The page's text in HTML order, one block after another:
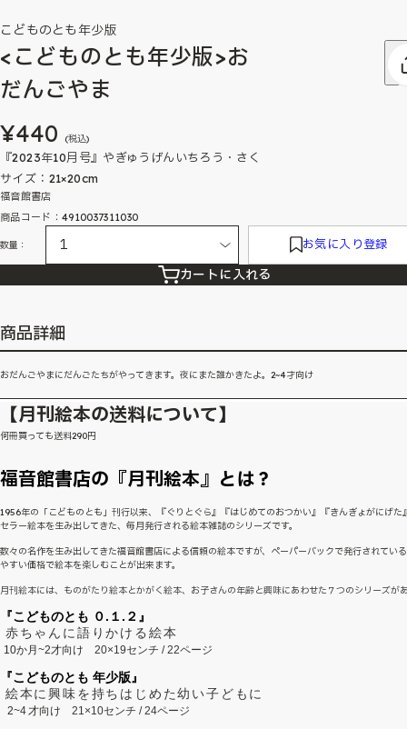
こどものとも年少版
<こどものとも年少版>お
だんごやま
¥440 (税込)
『2023年10月号』やぎゅうげんいちろう・さく
サイズ：21×20cm
福音館書店
商品コード：4910037311030
数量： お気に入り登録
カートに入れる
商品詳細
おだんごやまにだんごたちがやってきます。夜にまた誰かきたよ。2~4才向け
【月刊絵本の送料について】
何冊買っても送料290円
福音館書店の『月刊絵本』とは？
1956年の「こどものとも」刊行以来、『ぐりとぐら』『はじめてのおつかい』『きんぎょがにげた
セラー絵本を生み出してきた、毎月発行される絵本雑誌のシリーズです。
数々の名作を生み出してきた福音館書店による信頼の絵本ですが、ペーパーバックで発行されてい
やすい価格で絵本を楽しむことが出来ます。
月刊絵本には、ものがたり絵本とかがく絵本、お子さんの年齢と興味にあわせた７つのシリーズが
『こどものとも ０.１.２』
赤ちゃんに語りかける絵本
10か月~2才向け 20×19センチ / 22ページ
『こどものとも 年少版』
絵本に興味を持ちはじめた幼い子どもに
2~4 才向け 21×10センチ / 24ページ